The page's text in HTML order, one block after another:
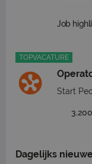
Job
TOPVACATURE
Start
Dagelijks